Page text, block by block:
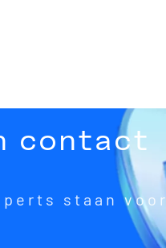
contact
staan voor